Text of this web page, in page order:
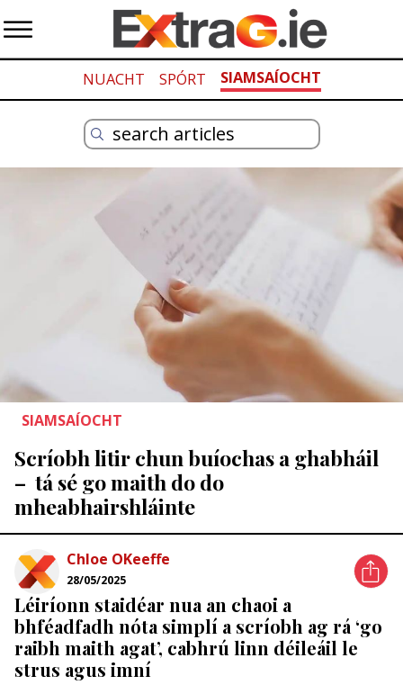
NUACHT SPÓRT SIAMSAÍOCHT
SIAMSAÍOCHT
Scríobh litir chun buíochas a ghabháil
– tá sé go maith do do
mheabhairshláinte
Chloe OKeeffe
28/05/2025
Léiríonn staidéar nua an chaoi a
bhféadfadh nóta simplí a scríobh ag rá ‘go
raibh maith agat’, cabhrú linn déileáil le
strus agus imní